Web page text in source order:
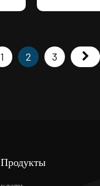
1 2 3
Продукты